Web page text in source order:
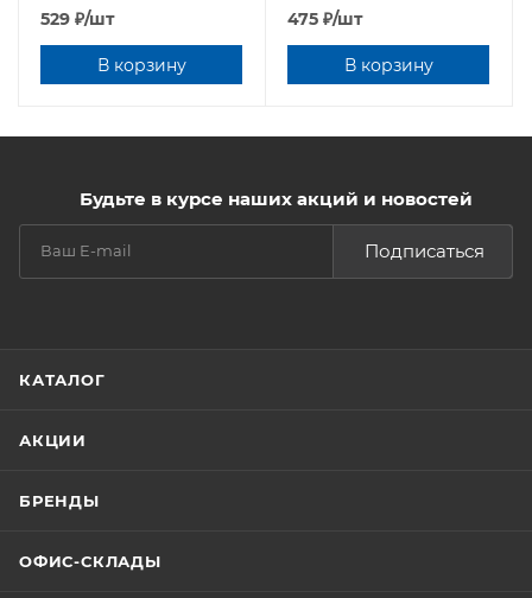
529 ₽/шт
В корзину
475 ₽/шт
В корзину
Будьте в курсе наших акций и новостей
Подписаться
КАТАЛОГ
АКЦИИ
БРЕНДЫ
ОФИС-СКЛАДЫ